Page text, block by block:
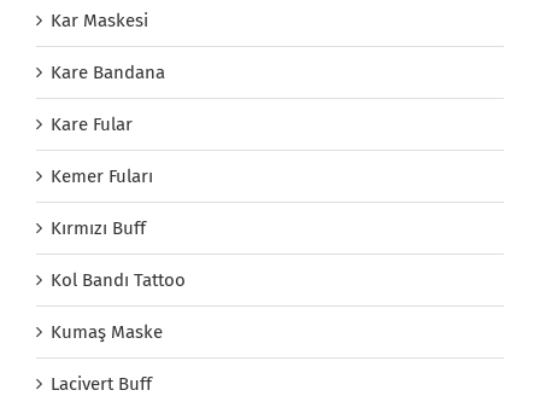
Kar Maskesi
Kare Bandana
Kare Fular
Kemer Fuları
Kırmızı Buff
Kol Bandı Tattoo
Kumaş Maske
Lacivert Buff